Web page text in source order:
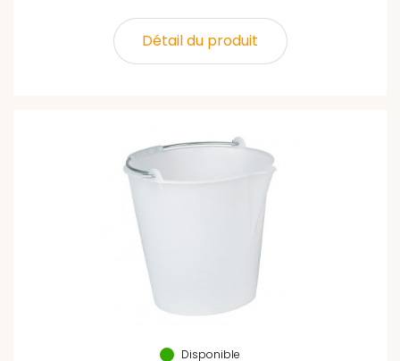
Détail du produit
Disponible